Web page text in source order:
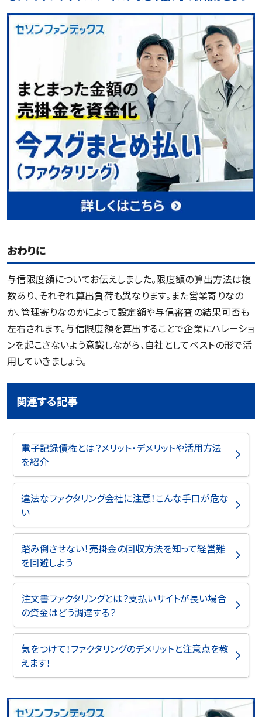
おわりに
与信限度額についてお伝えしました。限度額の算出方法は複
数あり、それぞれ算出負荷も異なります。また営業寄りなの
か、管理寄りなのかによって設定額や与信審査の結果可否も
左右されます。与信限度額を算出することで企業にハレーショ
ンを起こさないよう意識しながら、自社としてベストの形で活
用していきましょう。
関連する記事
電子記録債権とは？メリット・デメリットや活用方法
を紹介
違法なファクタリング会社に注意！こんな手口が危な
い
踏み倒させない！売掛金の回収方法を知って経営難
を回避しよう
注文書ファクタリングとは？支払いサイトが長い場合
の資金はどう調達する？
気をつけて！ファクタリングのデメリットと注意点を教
えます！